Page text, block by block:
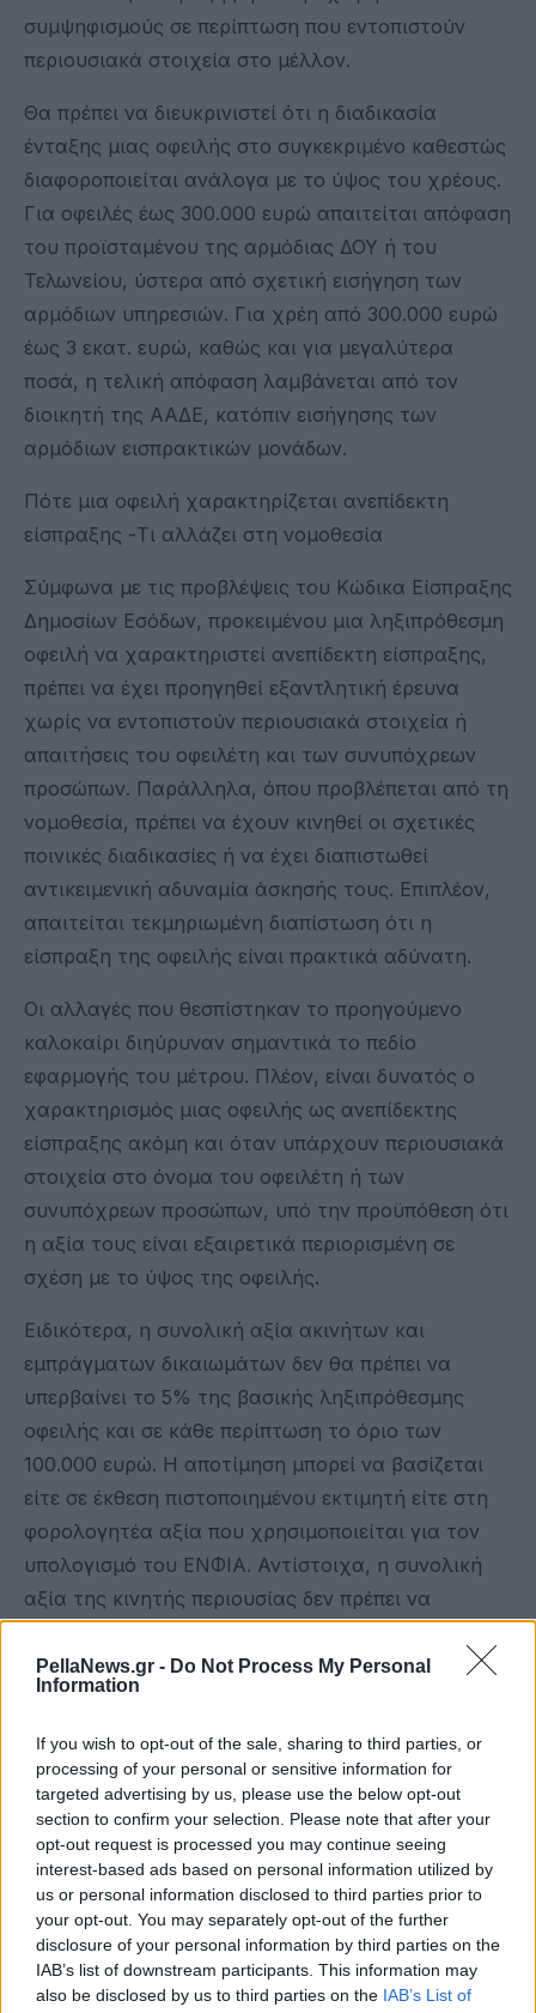
PellaNews.gr - Do Not Process My Personal
Information
If you wish to opt-out of the sale, sharing to third parties, or
processing of your personal or sensitive information for
targeted advertising by us, please use the below opt-out
section to confirm your selection. Please note that after your
opt-out request is processed you may continue seeing
interest-based ads based on personal information utilized by
us or personal information disclosed to third parties prior to
your opt-out. You may separately opt-out of the further
disclosure of your personal information by third parties on the
IAB’s list of downstream participants. This information may
also be disclosed by us to third parties on the IAB’s List of
συμψηφισμούς σε περίπτωση που εντοπιστούν
περιουσιακά στοιχεία στο μέλλον.
Θα πρέπει να διευκρινιστεί ότι η διαδικασία
ένταξης μιας οφειλής στο συγκεκριμένο καθεστώς
διαφοροποιείται ανάλογα με το ύψος του χρέους.
Για οφειλές έως 300.000 ευρώ απαιτείται απόφαση
του προϊσταμένου της αρμόδιας ΔΟΥ ή του
Τελωνείου, ύστερα από σχετική εισήγηση των
αρμόδιων υπηρεσιών. Για χρέη από 300.000 ευρώ
έως 3 εκατ. ευρώ, καθώς και για μεγαλύτερα
ποσά, η τελική απόφαση λαμβάνεται από τον
διοικητή της ΑΑΔΕ, κατόπιν εισήγησης των
αρμόδιων εισπρακτικών μονάδων.
Πότε μια οφειλή χαρακτηρίζεται ανεπίδεκτη
είσπραξης -Τι αλλάζει στη νομοθεσία
Σύμφωνα με τις προβλέψεις του Κώδικα Είσπραξης
Δημοσίων Εσόδων, προκειμένου μια ληξιπρόθεσμη
οφειλή να χαρακτηριστεί ανεπίδεκτη είσπραξης,
πρέπει να έχει προηγηθεί εξαντλητική έρευνα
χωρίς να εντοπιστούν περιουσιακά στοιχεία ή
απαιτήσεις του οφειλέτη και των συνυπόχρεων
προσώπων. Παράλληλα, όπου προβλέπεται από τη
νομοθεσία, πρέπει να έχουν κινηθεί οι σχετικές
ποινικές διαδικασίες ή να έχει διαπιστωθεί
αντικειμενική αδυναμία άσκησής τους. Επιπλέον,
απαιτείται τεκμηριωμένη διαπίστωση ότι η
είσπραξη της οφειλής είναι πρακτικά αδύνατη.
Οι αλλαγές που θεσπίστηκαν το προηγούμενο
καλοκαίρι διηύρυναν σημαντικά το πεδίο
εφαρμογής του μέτρου. Πλέον, είναι δυνατός ο
χαρακτηρισμός μιας οφειλής ως ανεπίδεκτης
είσπραξης ακόμη και όταν υπάρχουν περιουσιακά
στοιχεία στο όνομα του οφειλέτη ή των
συνυπόχρεων προσώπων, υπό την προϋπόθεση ότι
η αξία τους είναι εξαιρετικά περιορισμένη σε
σχέση με το ύψος της οφειλής.
Ειδικότερα, η συνολική αξία ακινήτων και
εμπράγματων δικαιωμάτων δεν θα πρέπει να
υπερβαίνει το 5% της βασικής ληξιπρόθεσμης
οφειλής και σε κάθε περίπτωση το όριο των
100.000 ευρώ. Η αποτίμηση μπορεί να βασίζεται
είτε σε έκθεση πιστοποιημένου εκτιμητή είτε στη
φορολογητέα αξία που χρησιμοποιείται για τον
υπολογισμό του ΕΝΦΙΑ. Αντίστοιχα, η συνολική
αξία της κινητής περιουσίας δεν πρέπει να
δυσανάλογα χαμηλή σε σύγκριση με το συνολικό
ύψος του χρέους.
Παρά τον χαρακτηρισμό τους ως ανεπίδεκτων
είσπραξης, οι συγκεκριμένες οφειλές
εξακολουθούν να υφίστανται και να βαρύνουν
τους οφειλέτες. Καθ’ όλη τη διάρκεια της
δεκαετούς περιόδου αναστολής, δεν χορηγούνται
πιστοποιητικά που απαιτούνται για μεταβιβάσεις
περιουσιακών στοιχείων, εκτός εάν η εκποίηση
πραγματοποιείται για την εξόφληση της οφειλής.